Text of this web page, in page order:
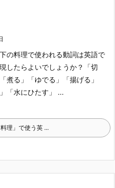
の料理で使われる動詞は英語で
したらよいでしょうか？
「切
「煮る」 「ゆでる」
「揚げる」
「水にひたす」 ...
理」で使う英 ...